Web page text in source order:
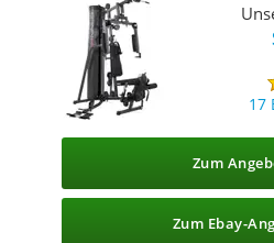
17
Zum
Zum Ebay-